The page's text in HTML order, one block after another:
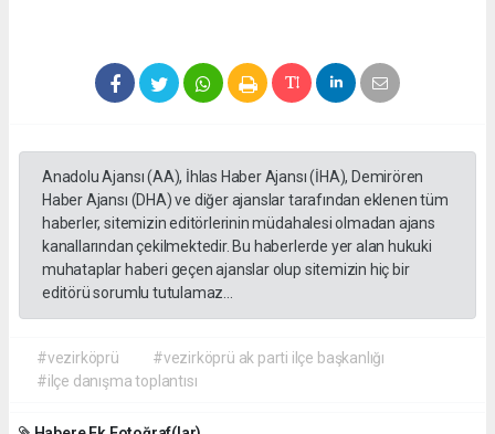
Anadolu Ajansı (AA), İhlas Haber Ajansı (İHA), Demirören
Haber Ajansı (DHA) ve diğer ajanslar tarafından eklenen tüm
haberler, sitemizin editörlerinin müdahalesi olmadan ajans
kanallarından çekilmektedir. Bu haberlerde yer alan hukuki
muhataplar haberi geçen ajanslar olup sitemizin hiç bir
editörü sorumlu tutulamaz...
#vezirköprü
#vezirköprü ak parti ilçe başkanlığı
#ilçe danışma toplantısı